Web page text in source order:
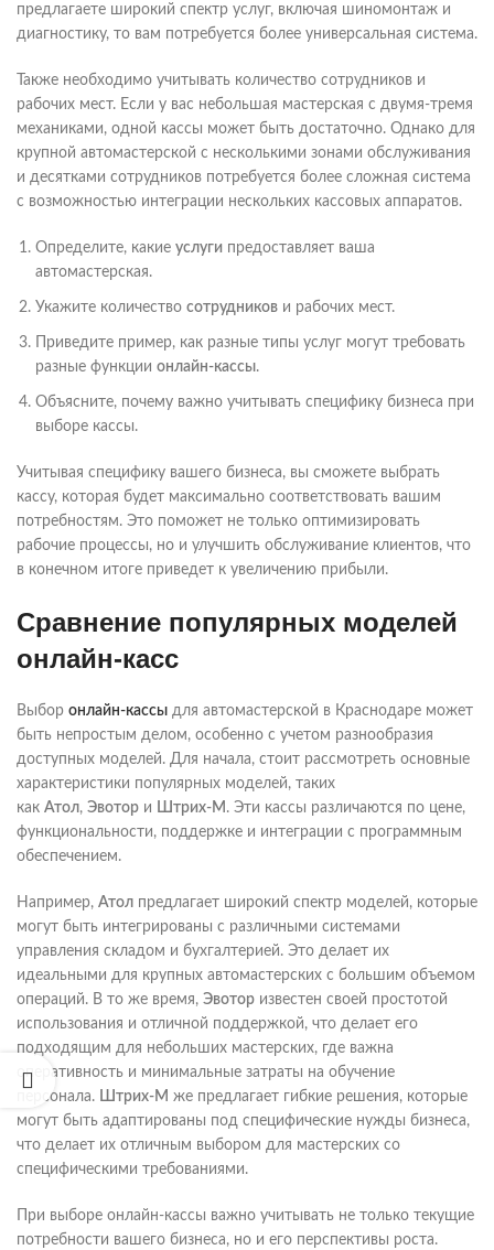
предлагаете широкий спектр услуг, включая шиномонтаж и
диагностику, то вам потребуется более универсальная система.
Также необходимо учитывать количество сотрудников и
рабочих мест. Если у вас небольшая мастерская с двумя-тремя
механиками, одной кассы может быть достаточно. Однако для
крупной автомастерской с несколькими зонами обслуживания
и десятками сотрудников потребуется более сложная система
с возможностью интеграции нескольких кассовых аппаратов.
Определите, какие услуги предоставляет ваша
автомастерская.
Укажите количество сотрудников и рабочих мест.
Приведите пример, как разные типы услуг могут требовать
разные функции онлайн-кассы.
Объясните, почему важно учитывать специфику бизнеса при
выборе кассы.
Учитывая специфику вашего бизнеса, вы сможете выбрать
кассу, которая будет максимально соответствовать вашим
потребностям. Это поможет не только оптимизировать
рабочие процессы, но и улучшить обслуживание клиентов, что
в конечном итоге приведет к увеличению прибыли.
Сравнение популярных моделей
онлайн-касс
Выбор онлайн-кассы для автомастерской в Краснодаре может
быть непростым делом, особенно с учетом разнообразия
доступных моделей. Для начала, стоит рассмотреть основные
характеристики популярных моделей, таких
как Атол, Эвотор и Штрих-М . Эти кассы различаются по цене,
функциональности, поддержке и интеграции с программным
обеспечением.
Например, Атол предлагает широкий спектр моделей, которые
могут быть интегрированы с различными системами
управления складом и бухгалтерией. Это делает их
идеальными для крупных автомастерских с большим объемом
операций. В то же время, Эвотор известен своей простотой
использования и отличной поддержкой, что делает его
подходящим для небольших мастерских, где важна
оперативность и минимальные затраты на обучение
персонала. Штрих-М же предлагает гибкие решения, которые
могут быть адаптированы под специфические нужды бизнеса,
что делает их отличным выбором для мастерских со
специфическими требованиями.
При выборе онлайн-кассы важно учитывать не только текущие
потребности вашего бизнеса, но и его перспективы роста.